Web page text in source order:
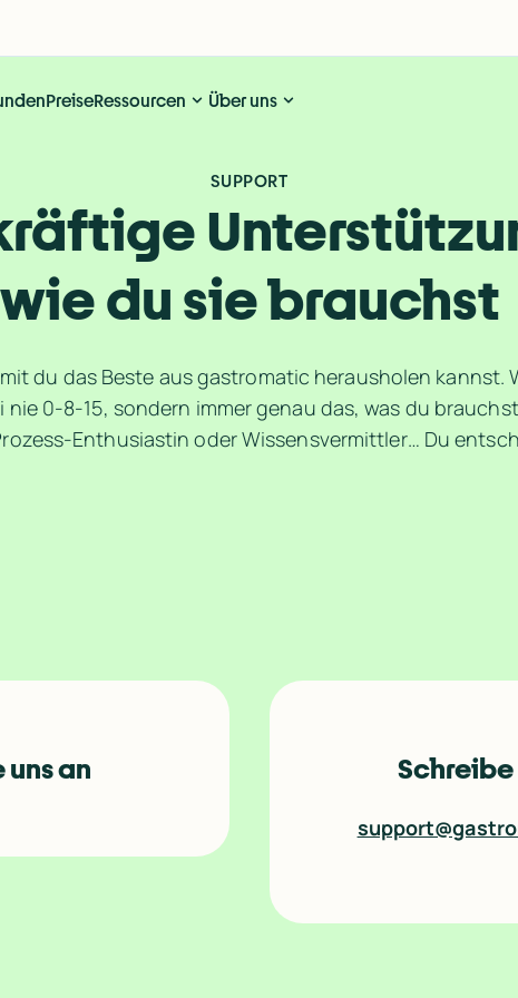
PreiseRessourcen Über uns
SUPPORT
wie du sie brauchst
du das Beste aus gastromatic herausholen kannst.
0-8-15, sondern immer genau das, was du
Enthusiastin oder Wissensvermittler… Du
uns an Schreibe